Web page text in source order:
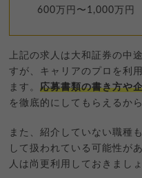
600万円〜1,000万円
上記の求人は大和証券の中
すが、キャリアのプロを利
ます。応募書類の書き方や
を徹底的にしてもらえるから
また、紹介していない職種
して扱われている可能性が
人は尚更利用しておきましょ